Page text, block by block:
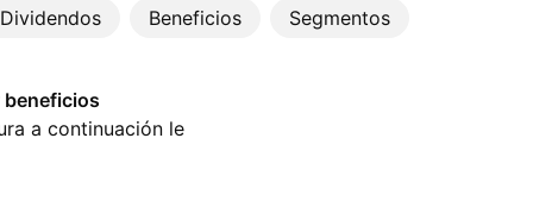
Dividendos Beneficios Segmentos
a continuación le